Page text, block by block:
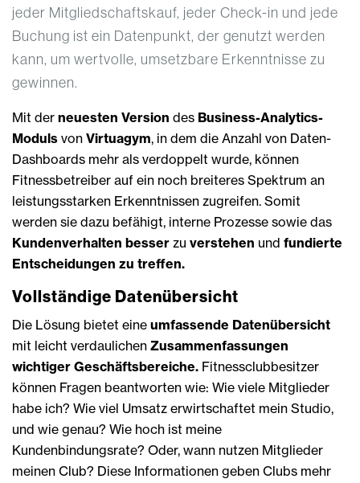
jeder Mitgliedschaftskauf, jeder Check-in und jede
Buchung ist ein Datenpunkt, der genutzt werden
kann, um wertvolle, umsetzbare Erkenntnisse zu
gewinnen.
Mit der neuesten Version des Business-Analytics-
Moduls von Virtuagym, in dem die Anzahl von Daten-
Dashboards mehr als verdoppelt wurde, können
Fitnessbetreiber auf ein noch breiteres Spektrum an
leistungsstarken Erkenntnissen zugreifen. Somit
werden sie dazu befähigt, interne Prozesse sowie das
Kundenverhalten besser zu verstehen und fundierte
Entscheidungen zu treffen.
Vollständige Datenübersicht
Die Lösung bietet eine umfassende Datenübersicht
mit leicht verdaulichen Zusammenfassungen
wichtiger Geschäftsbereiche. Fitnessclubbesitzer
können Fragen beantworten wie: Wie viele Mitglieder
habe ich? Wie viel Umsatz erwirtschaftet mein Studio,
und wie genau? Wie hoch ist meine
Kundenbindungsrate? Oder, wann nutzen Mitglieder
meinen Club? Diese Informationen geben Clubs mehr